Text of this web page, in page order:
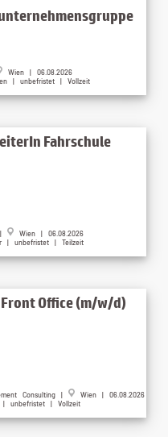
Wien | 06.08.2026
| unbefristet | Vollzeit
Fahrschule
Wien | 06.08.2026
| unbefristet | Teilzeit
Office (m/w/d)
Consulting |
Wien | 06.08.2026
| unbefristet | Vollzeit